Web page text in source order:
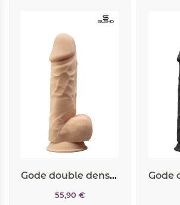
Gode double densité chair 21,5 cm – Modèle 4
55,90 €